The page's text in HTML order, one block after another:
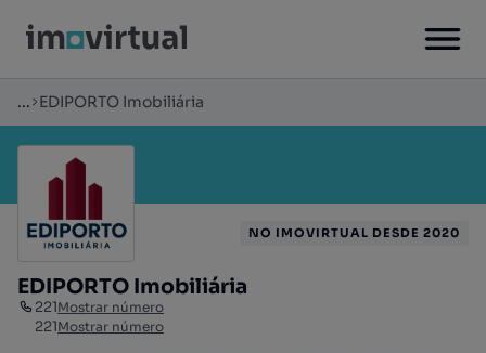
... EDIPORTO Imobiliária
EDIPORTO Imobiliária
221Mostrar número
221Mostrar número
NO IMOVIRTUAL DESDE 2020